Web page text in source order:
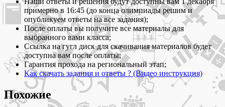
праву
муниципальный
этап
2025
примерно в 16:45 (до конца олимпиады решим и
опубликуем ответы на все задания);
После оплаты вы получите все материалы для
выбранного вами класса;
Ссылка на гугл диск для скачивания материалов будет
доступна вам после оплаты;
Гарантия прохода на региональный этап;
Как скачать задания и ответы ? (Видео инструкция)
Похожие